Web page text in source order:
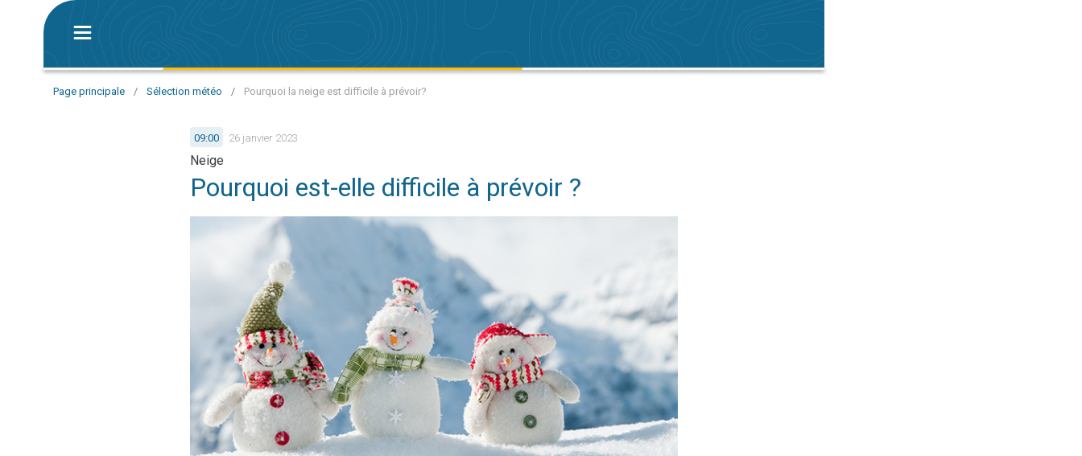
Page principale / Sélection météo / Pourquoi la neige est difficile à prévoir?
09:00 26 janvier 2023
Neige
Pourquoi est-elle difficile à prévoir ?